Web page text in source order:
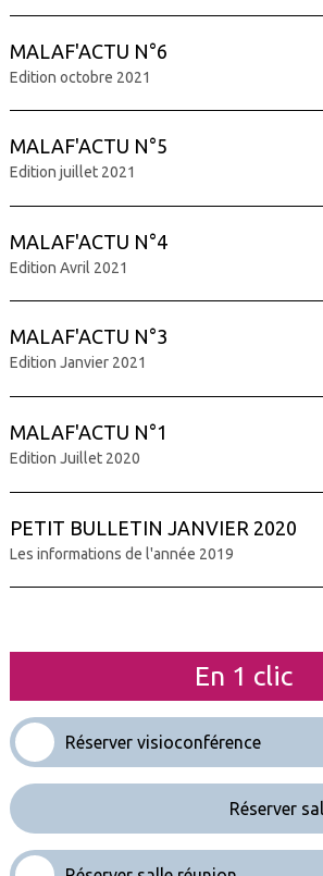
MALAF'ACTU N°6
Edition octobre 2021
MALAF'ACTU N°5
Edition juillet 2021
MALAF'ACTU N°4
Edition Avril 2021
MALAF'ACTU N°3
Edition Janvier 2021
MALAF'ACTU N°1
Edition Juillet 2020
PETIT BULLETIN JANVIER 2020
Les informations de l'année 2019
En 1 clic
Réserver visioconférence
Réserver